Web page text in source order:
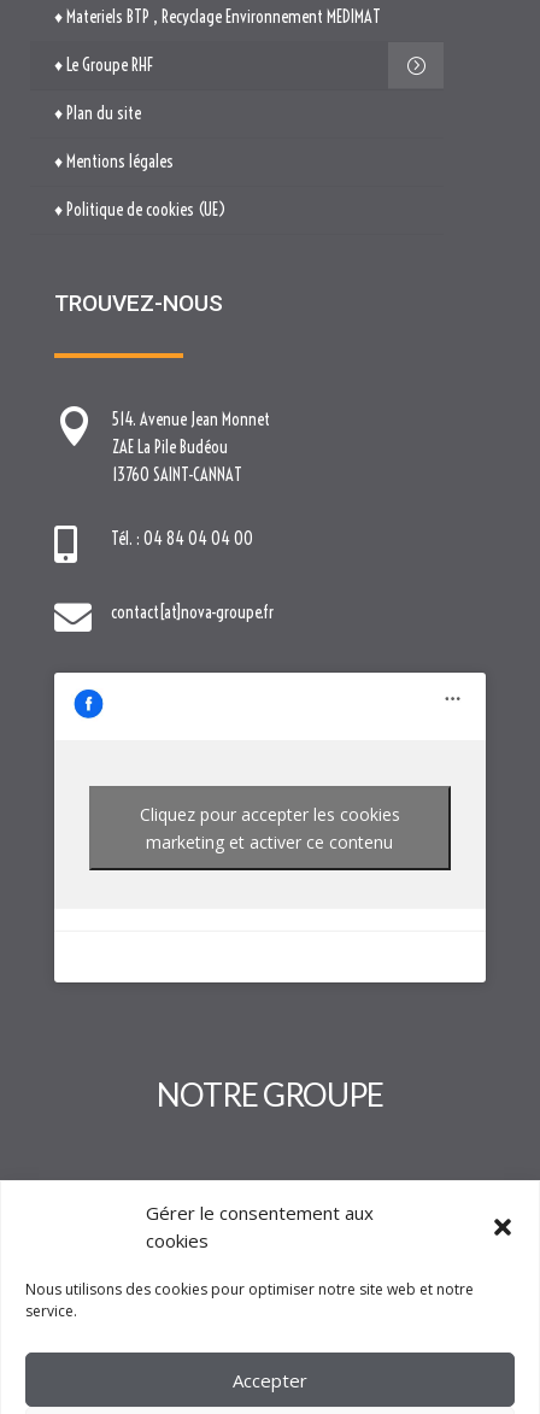
Gérer le consentement aux
cookies
Nous utilisons des cookies pour optimiser notre site web et notre
service.
Accepter
♦ Materiels BTP , Recyclage Environnement MEDIMAT
♦ Le Groupe RHF
♦ Plan du site
♦ Mentions légales
♦ Politique de cookies (UE)
TROUVEZ-NOUS

514. Avenue Jean Monnet
ZAE La Pile Budéou
13760 SAINT-CANNAT
 Tél. : 04 84 04 04 00
 contact[at]nova-groupe.fr
Cliquez pour accepter les cookies
marketing et activer ce contenu
NOTRE GROUPE